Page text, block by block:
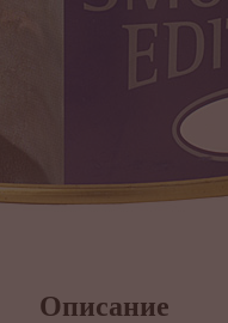
Описание